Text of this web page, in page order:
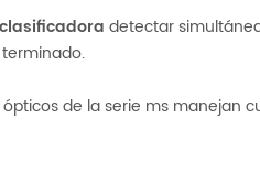
detectar
de la serie ms